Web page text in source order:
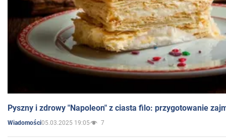
Pyszny i zdrowy "Napoleon" z ciasta filo: przygotowanie
Wiadomości05.03.2025 19:05 7